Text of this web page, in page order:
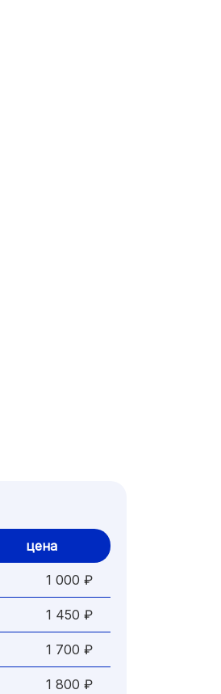
цена
1 000 ₽
1 450 ₽
1 700 ₽
1 800 ₽